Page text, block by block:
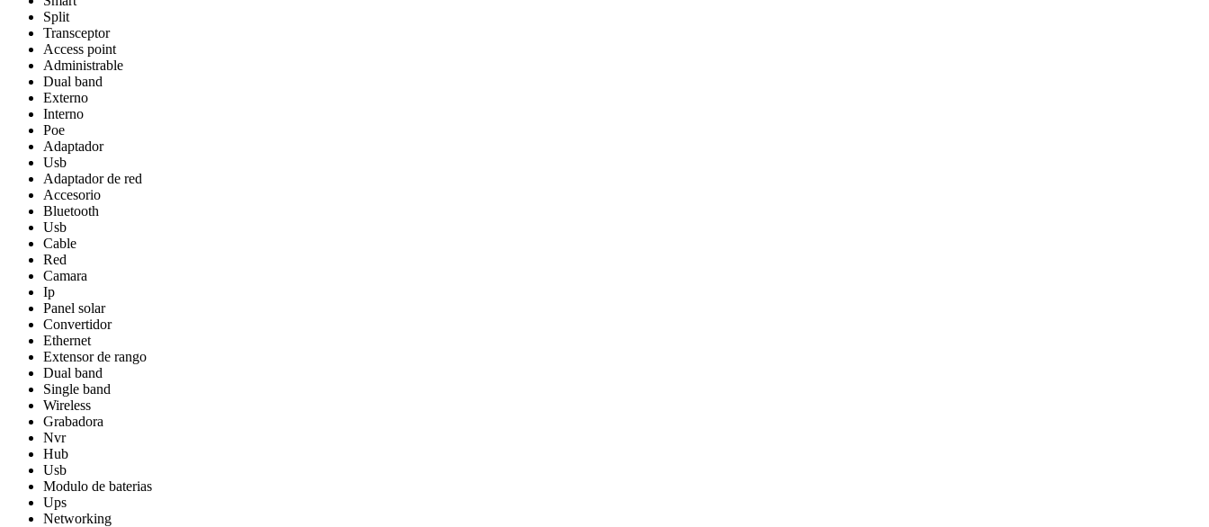
Split
Transceptor
Access point
Administrable
Dual band
Externo
Interno
Poe
Adaptador
Usb
Adaptador de red
Accesorio
Bluetooth
Usb
Cable
Red
Camara
Ip
Panel solar
Convertidor
Ethernet
Extensor de rango
Dual band
Single band
Wireless
Grabadora
Nvr
Hub
Usb
Modulo de baterias
Ups
Networking